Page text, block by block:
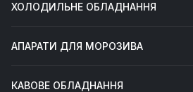
ХОЛОДИЛЬНЕ ОБЛАДНАННЯ
АПАРАТИ ДЛЯ МОРОЗИВА
КАВОВЕ ОБЛАДНАННЯ